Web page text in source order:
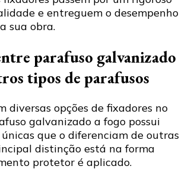
e entreguem o desempenho
sua obra.
parafuso galvanizado
tipos de parafusos
diversas opções de fixadores no
galvanizado a fogo possui
que o diferenciam de outras
distinção está na forma
protetor é aplicado.